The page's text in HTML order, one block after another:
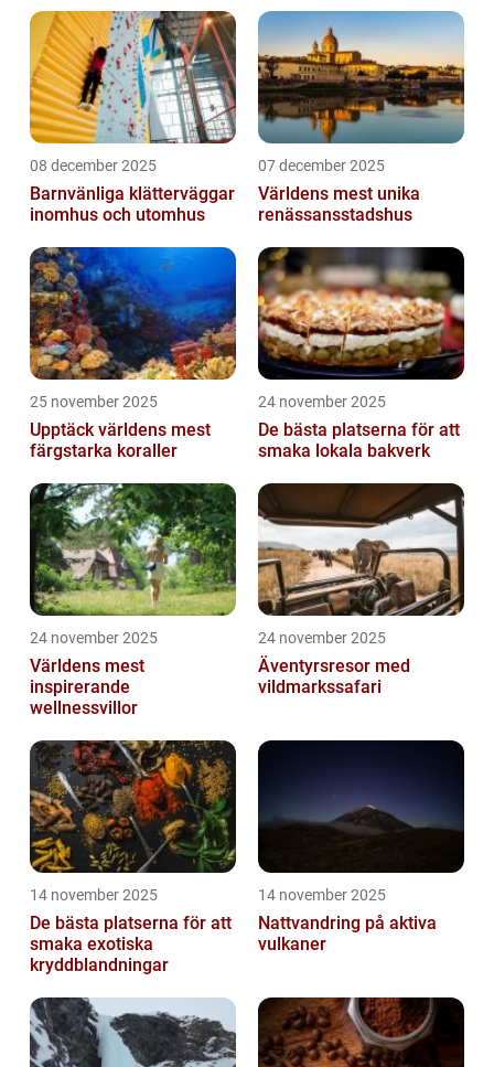
08 december 2025
Barnvänliga klätterväggar
inomhus och utomhus
07 december 2025
Världens mest unika
renässansstadshus
25 november 2025
Upptäck världens mest
färgstarka koraller
24 november 2025
De bästa platserna för att
smaka lokala bakverk
24 november 2025
Världens mest
inspirerande
wellnessvillor
24 november 2025
Äventyrsresor med
vildmarkssafari
14 november 2025
De bästa platserna för att
smaka exotiska
kryddblandningar
14 november 2025
Nattvandring på aktiva
vulkaner